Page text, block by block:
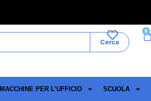
Cerca
0
MACCHINE PER L’UFFICIO SCUOLA